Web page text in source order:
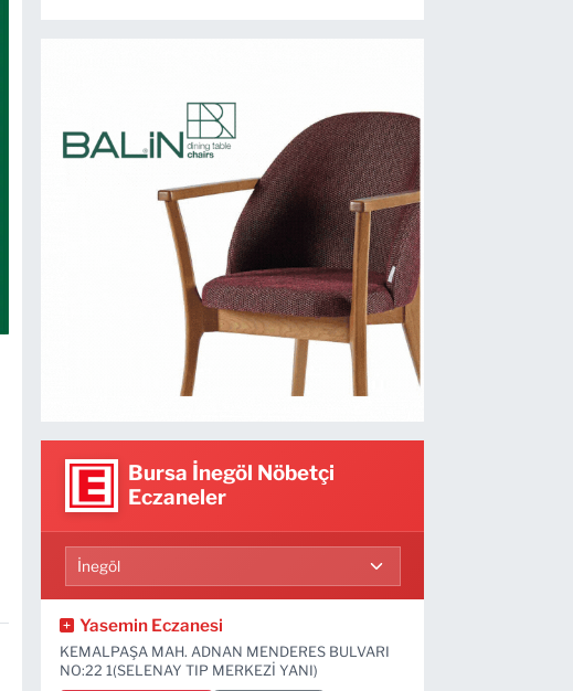
Bursa İnegöl Nöbetçi
Eczaneler
Yasemin Eczanesi
KEMALPAŞA MAH. ADNAN MENDERES BULVARI
NO:22 1(SELENAY TIP MERKEZİ YANI)